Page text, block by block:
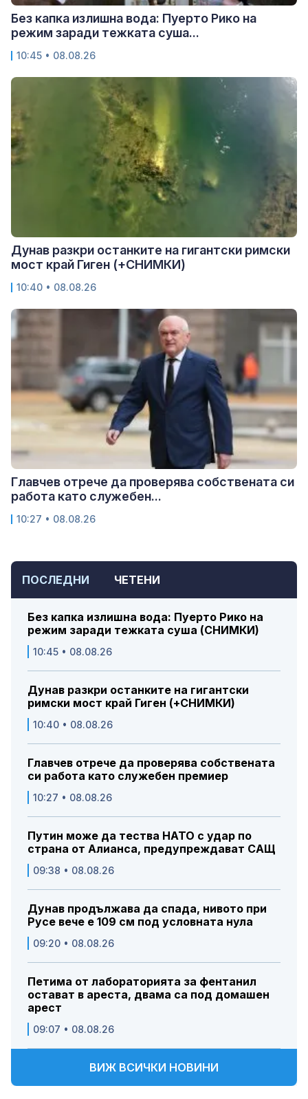
ПОСЛЕДНИ ЧЕТЕНИ
Без капка излишна вода: Пуерто Рико на
режим заради тежката суша (СНИМКИ)
10:45 • 08.08.26
Дунав разкри останките на гигантски
римски мост край Гиген (+СНИМКИ)
10:40 • 08.08.26
Главчев отрече да проверява собствената
си работа като служебен премиер
10:27 • 08.08.26
Путин може да тества НАТО с удар по
страна от Алианса, предупреждават САЩ
09:38 • 08.08.26
Дунав продължава да спада, нивото при
Русе вече е 109 см под условната нула
09:20 • 08.08.26
Петима от лабораторията за фентанил
остават в ареста, двама са под домашен
арест
09:07 • 08.08.26
ВИЖ ВСИЧКИ НОВИНИ
Без капка излишна вода: Пуерто Рико на
режим заради тежката суша...
10:45 • 08.08.26
Дунав разкри останките на гигантски римски
мост край Гиген (+СНИМКИ)
10:40 • 08.08.26
Главчев отрече да проверява собствената си
работа като служебен...
10:27 • 08.08.26